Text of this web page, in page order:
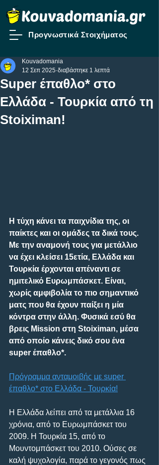
Προγνωστικά Στοιχήματος
Super έπαθλο* στο
Ελλάδα - Τουρκία από τη
Stoiximan!
Kouvadomania
12 Σεπ 2025 διαβάστηκε 1 λεπτά
Η τύχη κάνει τα παιχνίδια της, οι
παίκτες και οι ομάδες τα δικά τους.
Με την αναμονή τους για μετάλλιο
να έχει κλείσει 15ετία, Ελλάδα και
Τουρκία έρχονται απέναντι σε
ημιτελικό Ευρωμπάσκετ. Είναι,
χωρίς αμφιβολία το πιο σημαντικό
ματς που θα έχουν παίξει η μία
κόντρα στην άλλη. Φυσικά εσύ θα
βρεις Mission στη Stoiximan, μέσα
από οποίο κάνεις δικό σου ένα
super έπαθλο*.
Πρόγραμμα ανταμοιβής με super
έπαθλο* στο Ελλάδα - Τουρκία!
Η Ελλάδα λείπει από τα μετάλλια 16
χρόνια, από το Ευρωμπάσκετ του
2009. Η Τουρκία 15, από το
Μουντομπάσκετ του 2010. Ούσες σε
καλή ψυχολογία, παρά το γεγονός πως